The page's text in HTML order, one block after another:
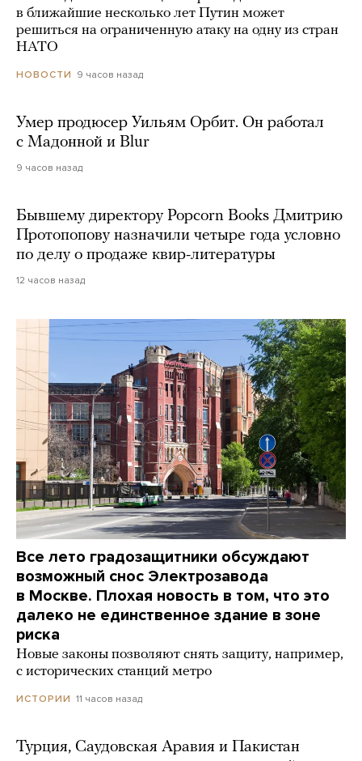
в ближайшие несколько лет Путин может
решиться на ограниченную атаку на одну из стран
НАТО
НОВОСТИ 9 часов назад
Умер продюсер Уильям Орбит. Он работал
с Мадонной и Blur
9 часов назад
Бывшему директору Popcorn Books Дмитрию
Протопопову назначили четыре года условно
по делу о продаже квир-литературы
12 часов назад
Все лето градозащитники обсуждают
возможный снос Электрозавода
в Москве. Плохая новость в том, что это
далеко не единственное здание в зоне
риска
Новые законы позволяют снять защиту, например,
с исторических станций метро
ИСТОРИИ 11 часов назад
Турция, Саудовская Аравия и Пакистан